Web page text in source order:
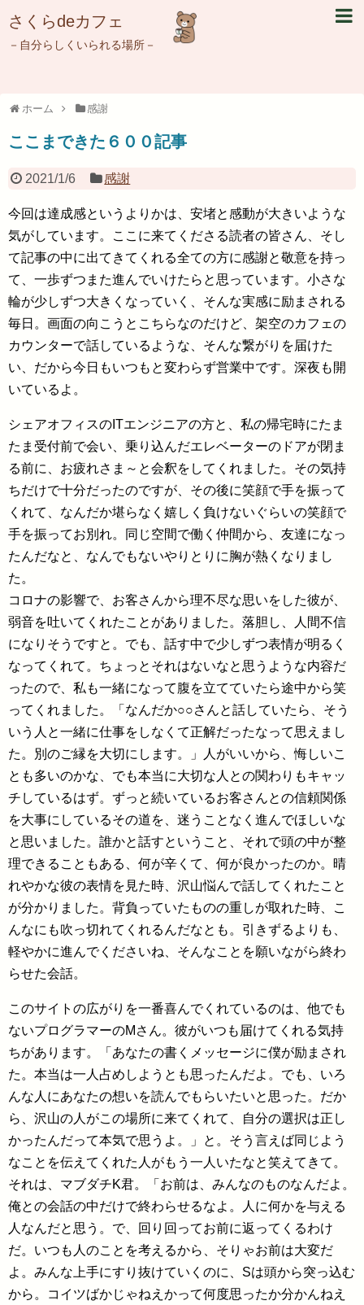
さくらdeカフェ
－自分らしくいられる場所－
ホーム 感謝
ここまできた６００記事
2021/1/6 感謝
今回は達成感というよりかは、安堵と感動が大きいような
気がしています。ここに来てくださる読者の皆さん、そし
て記事の中に出てきてくれる全ての方に感謝と敬意を持っ
て、一歩ずつまた進んでいけたらと思っています。小さな
輪が少しずつ大きくなっていく、そんな実感に励まされる
毎日。画面の向こうとこちらなのだけど、架空のカフェの
カウンターで話しているような、そんな繋がりを届けた
い、だから今日もいつもと変わらず営業中です。深夜も開
いているよ。
シェアオフィスのITエンジニアの方と、私の帰宅時にたま
たま受付前で会い、乗り込んだエレベーターのドアが閉ま
る前に、お疲れさま～と会釈をしてくれました。その気持
ちだけで十分だったのですが、その後に笑顔で手を振って
くれて、なんだか堪らなく嬉しく負けないぐらいの笑顔で
手を振ってお別れ。同じ空間で働く仲間から、友達になっ
たんだなと、なんでもないやりとりに胸が熱くなりまし
た。
コロナの影響で、お客さんから理不尽な思いをした彼が、
弱音を吐いてくれたことがありました。落胆し、人間不信
になりそうですと。でも、話す中で少しずつ表情が明るく
なってくれて。ちょっとそれはないなと思うような内容だ
ったので、私も一緒になって腹を立てていたら途中から笑
ってくれました。「なんだか○○さんと話していたら、そう
いう人と一緒に仕事をしなくて正解だったなって思えまし
た。別のご縁を大切にします。」人がいいから、悔しいこ
とも多いのかな、でも本当に大切な人との関わりもキャッ
チしているはず。ずっと続いているお客さんとの信頼関係
を大事にしているその道を、迷うことなく進んでほしいな
と思いました。誰かと話すということ、それで頭の中が整
理できることもある、何が辛くて、何が良かったのか。晴
れやかな彼の表情を見た時、沢山悩んで話してくれたこと
が分かりました。背負っていたものの重しが取れた時、こ
んなにも吹っ切れてくれるんだなとも。引きずるよりも、
軽やかに進んでくださいね、そんなことを願いながら終わ
らせた会話。
このサイトの広がりを一番喜んでくれているのは、他でも
ないプログラマーのMさん。彼がいつも届けてくれる気持
ちがあります。「あなたの書くメッセージに僕が励まされ
た。本当は一人占めしようとも思ったんだよ。でも、いろ
んな人にあなたの想いを読んでもらいたいと思った。だか
ら、沢山の人がこの場所に来てくれて、自分の選択は正し
かったんだって本気で思うよ。」と。そう言えば同じよう
なことを伝えてくれた人がもう一人いたなと笑えてきて。
それは、マブダチK君。「お前は、みんなのものなんだよ。
俺との会話の中だけで終わらせるなよ。人に何かを与える
人なんだと思う。で、回り回ってお前に返ってくるわけ
だ。いつも人のことを考えるから、そりゃお前は大変だ
よ。みんな上手にすり抜けていくのに、Sは頭から突っ込む
から。コイツばかじゃねえかって何度思ったか分かんねえ